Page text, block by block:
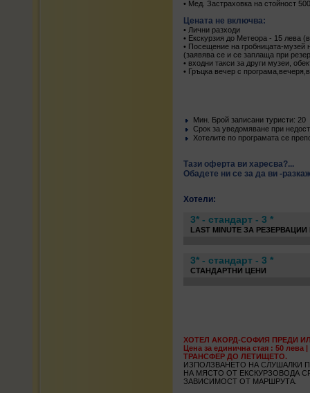
• Мед. Застраховка на стойност
Цената не включва:
• Лични разходи
• Екскурзия до Метеора - 15 лева
• Посещение на гробницата-музей
(заявява се и се заплаща при
• входни такси за други музеи,
• Гръцка вечер с
Mин. Брой записани туристи: 20
Срок за уведомяване при
Хотелите по програмата се
Тази оферта ви харесва?...
Обадете ни се за да ви -
Хотели:
3* - стандарт - 3 *
LAST MINUTE ЗА
3* - стандарт - 3 *
СТАНДАРТНИ ЦЕНИ
ХОТЕЛ АКОРД-СОФИЯ ПРЕДИ
Цена за единична стая : 50
ТРАНСФЕР ДО ЛЕТИЩЕТО.
ИЗПОЛЗВАНЕТО НА СЛУШАЛКИ
НА МЯСТО ОТ ЕКСКУРЗОВОДА
ЗАВИСИМОСТ ОТ МАРШРУТА.